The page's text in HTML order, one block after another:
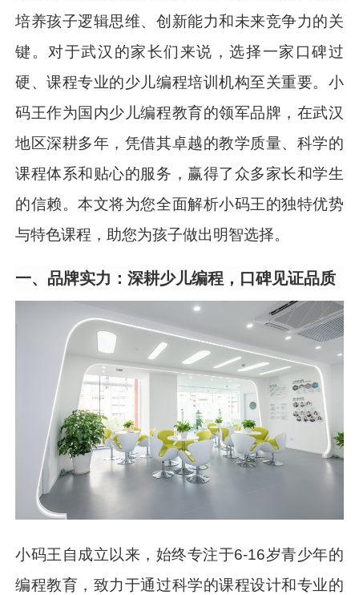
培养孩子逻辑思维、创新能力和未来竞争力的关
键。对于武汉的家长们来说，选择一家口碑过
硬、课程专业的少儿编程培训机构至关重要。小
码王作为国内少儿编程教育的领军品牌，在武汉
地区深耕多年，凭借其卓越的教学质量、科学的
课程体系和贴心的服务，赢得了众多家长和学生
的信赖。本文将为您全面解析小码王的独特优势
与特色课程，助您为孩子做出明智选择。
一、品牌实力：深耕少儿编程，口碑见证品质
小码王自成立以来，始终专注于6-16岁青少年的
编程教育，致力于通过科学的课程设计和专业的